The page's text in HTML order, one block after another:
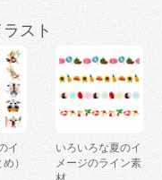
ラスト
イ
）
いろいろな夏のイ
メージのライン素